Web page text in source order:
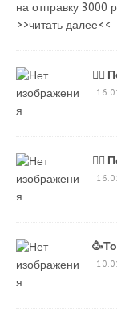
на отправку 3000
>>читать далее<<
💁‍♂
💁‍♂